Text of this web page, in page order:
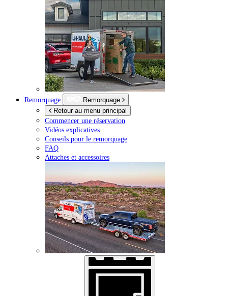
Remorquage
Remorquage
Retour au menu principal
Commencer une réservation
Vidéos explicatives
Conseils pour le remorquage
FAQ
Attaches et accessoires